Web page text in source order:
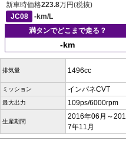
新車時価格223.8万円(税抜)
JC08
-km/L
満タンでどこまで走る？
-km
排気量 1496cc
ミッション インパネCVT
最大出力 109ps/6000rpm
生産期間
2016年06月～201
7年11月